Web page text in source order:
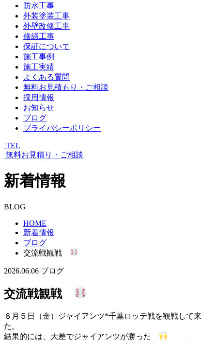
防水工事
外装塗装工事
外壁改修工事
修繕工事
保証について
施工事例
施工実績
よくある質問
無料お見積もり・ご相談
採用情報
お知らせ
ブログ
プライバシーポリシー
TEL
無料お見積り・ご相談
新着情報
BLOG
HOME
新着情報
ブログ
交流戦観戦
2026.06.06 ブログ
交流戦観戦
６月５日（金）ジャイアンツ*千葉ロッテ戦を観戦して来
た。
結果的には、大差でジャイアンツが勝った